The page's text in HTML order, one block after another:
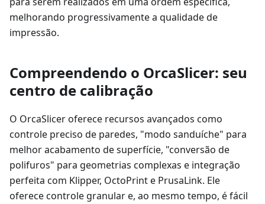
melhorando progressivamente a qualidade de
impressão.
Compreendendo o OrcaSlicer: seu
centro de calibração
O OrcaSlicer oferece recursos avançados como
controle preciso de paredes, "modo sanduíche" para
melhor acabamento de superfície, "conversão de
polifuros" para geometrias complexas e integração
perfeita com Klipper, OctoPrint e PrusaLink. Ele
oferece controle granular e, ao mesmo tempo, é fácil